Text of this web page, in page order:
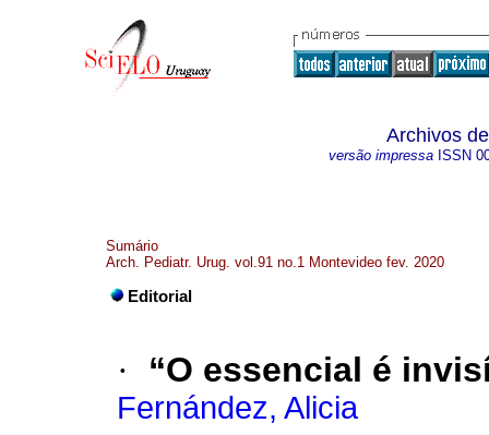
Archivos
versão impressa ISSN
Sumário
Arch. Pediatr. Urug. vol.91 no.1 Montevideo fev. 2020
Editorial
· “O essencial é
Fernández, Alicia